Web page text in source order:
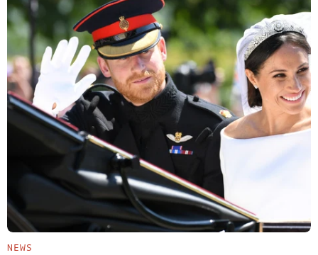
NEWS